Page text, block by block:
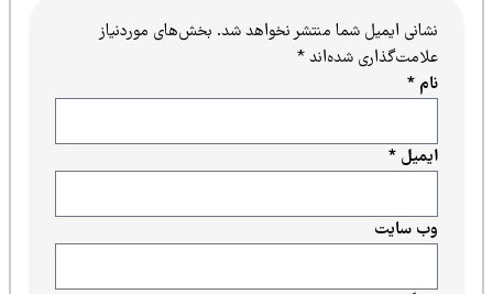
شما منتشر نخواهد شد.بخش‌های موردنیاز
شده‌اند*